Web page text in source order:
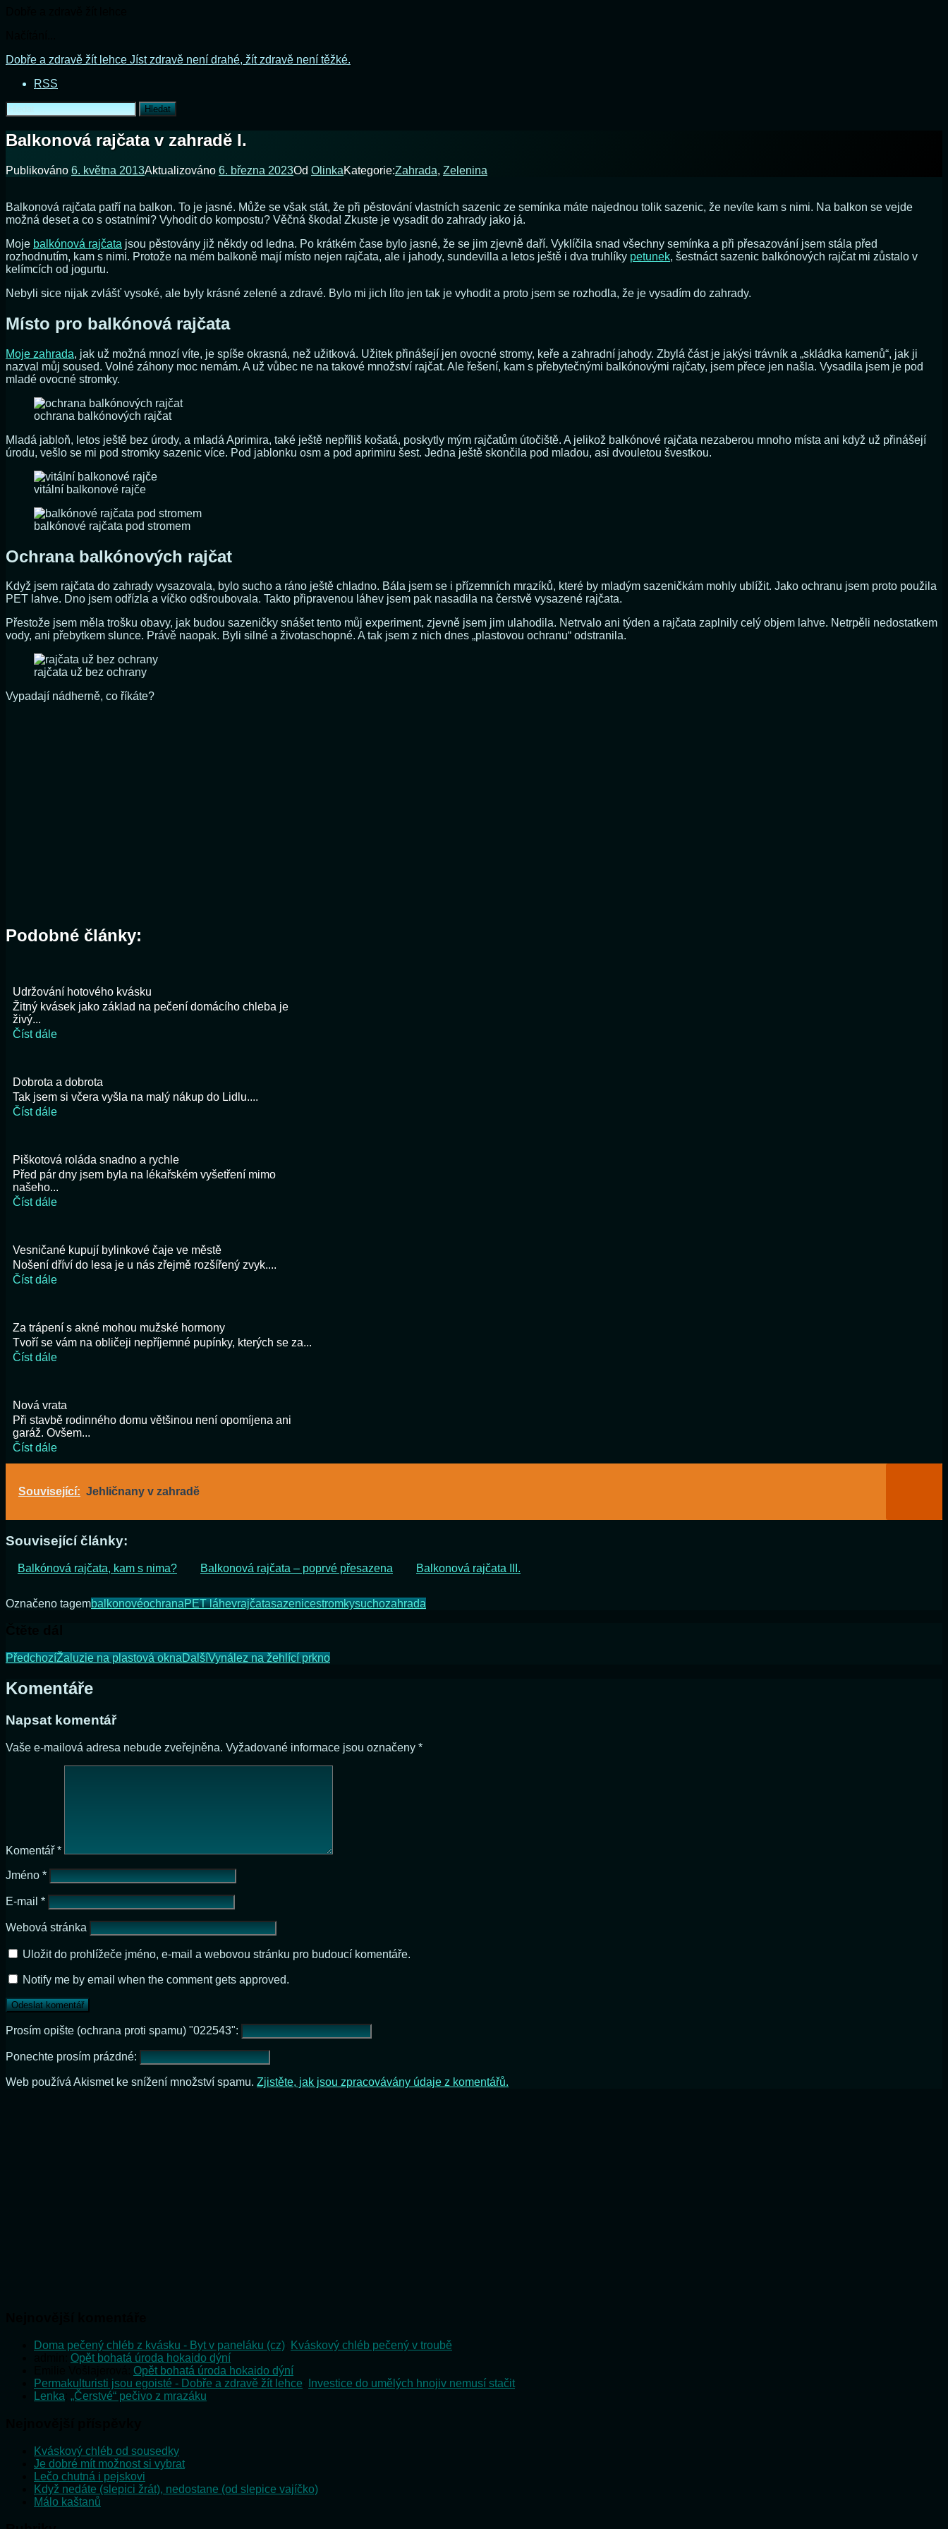
Přejít
obsahu
Dobře a zdravě žít lehce Jíst zdravě není drahé, žít zdravě není těžké.
RSS
Vyhledávání
Balkonová rajčata v zahradě I.
Publikováno 6. května 2013Aktualizováno 6. března 2023Od OlinkaKategorie:Zahrada, Zelenina
Balkonová rajčata patří na balkon. To je jasné. Může se však stát, že při pěstování vlastních sazenic ze semínka máte najednou tolik sazenic, že ​​nevíte kam s nimi. Na balkon se vejde
možná deset a co s ostatními? Vyhodit do kompostu? Věčná škoda! Zkuste je vysadit do zahrady jako já.
Moje balkónová rajčata jsou pěstovány již někdy od ledna. Po krátkém čase bylo jasné, že se jim zjevně daří. Vyklíčila snad všechny semínka a při přesazování jsem stála před
rozhodnutím, kam s nimi. Protože na mém balkoně mají místo nejen rajčata, ale i jahody, sundevilla a letos ještě i dva truhlíky petunek, šestnáct sazenic balkónových rajčat mi zůstalo v
kelímcích od jogurtu.
Nebyli sice nijak zvlášť vysoké, ale byly krásné zelené a zdravé. Bylo mi jich líto jen tak je vyhodit a proto jsem se rozhodla, že je vysadím do zahrady.
Místo pro balkónová rajčata
Moje zahrada, jak už možná mnozí víte, je spíše okrasná, než užitková. Užitek přinášejí jen ovocné stromy, keře a zahradní jahody. Zbylá část je jakýsi trávník a „skládka kamenů“, jak ji
nazval můj soused. Volné záhony moc nemám. A už vůbec ne na takové množství rajčat. Ale řešení, kam s přebytečnými balkónovými rajčaty, jsem přece jen našla. Vysadila jsem je pod
mladé ovocné stromky.
ochrana balkónových rajčat
Mladá jabloň, letos ještě bez úrody, a mladá Aprimira, také ještě nepříliš košatá, poskytly mým rajčatům útočiště. A jelikož balkónové rajčata nezaberou mnoho místa ani když už přinášejí
úrodu, vešlo se mi pod stromky sazenic více. Pod jablonku osm a pod aprimiru šest. Jedna ještě skončila pod mladou, asi dvouletou švestkou.
vitální balkonové rajče
balkónové rajčata pod stromem
Ochrana balkónových rajčat
Když jsem rajčata do zahrady vysazovala, bylo sucho a ráno ještě chladno. Bála jsem se i přízemních mrazíků, které by mladým sazeničkám mohly ublížit. Jako ochranu jsem proto použila
PET lahve. Dno jsem odřízla a víčko odšroubovala. Takto připravenou láhev jsem pak nasadila na čerstvě vysazené rajčata.
Přestože jsem měla trošku obavy, jak budou sazeničky snášet tento můj experiment, zjevně jsem jim ulahodila. Netrvalo ani týden a rajčata zaplnily celý objem lahve. Netrpěli nedostatkem
vody, ani přebytkem slunce. Právě naopak. Byli silné a životaschopné. A tak jsem z nich dnes „plastovou ochranu“ odstranila.
rajčata už bez ochrany
Vypadají nádherně, co říkáte?
Podobné články:
Udržování hotového kvásku
Žitný kvásek jako základ na pečení domácího chleba je
živý...
Číst dále
Dobrota a dobrota
Tak jsem si včera vyšla na malý nákup do Lidlu....
Číst dále
Piškotová roláda snadno a rychle
Před pár dny jsem byla na lékařském vyšetření mimo
našeho...
Číst dále
Vesničané kupují bylinkové čaje ve městě
Nošení dříví do lesa je u nás zřejmě rozšířený zvyk....
Číst dále
Za trápení s akné mohou mužské hormony
Tvoří se vám na obličeji nepříjemné pupínky, kterých se za...
Číst dále
Nová vrata
Při stavbě rodinného domu většinou není opomíjena ani
garáž. Ovšem...
Číst dále
Související: Jehličnany v zahradě
Související články:
Balkónová rajčata, kam s nima? Balkonová rajčata – poprvé přesazena Balkonová rajčata III.
Označeno tagembalkonovéochranaPET láhevrajčatasazenicestromkysuchozahrada
PředchozíŽaluzie na plastová oknaDalšíVynález na žehlící prkno
Komentáře
Napsat komentář
Vaše e-mailová adresa nebude zveřejněna. Vyžadované informace jsou označeny *
Komentář *
Jméno *
E-mail *
Webová stránka
Uložit do prohlížeče jméno, e-mail a webovou stránku pro budoucí komentáře.
Notify me by email when the comment gets approved.
Prosím opište (ochrana proti spamu) "022543":
Ponechte prosím prázdné:
Web používá Akismet ke snížení množství spamu. Zjistěte, jak jsou zpracovávány údaje z komentářů.
Doma pečený chléb z kvásku - Byt v paneláku (cz)
Kváskový chléb pečený v troubě
Opět bohatá úroda hokaido dýní
Opět bohatá úroda hokaido dýní
Permakulturisti jsou egoisté - Dobře a zdravě žít lehce
Investice do umělých hnojiv nemusí stačit
Lenka „Čerstvé“ pečivo z mrazáku
Kváskový chléb od sousedky
Je dobré mít možnost si vybrat
Lečo chutná i pejskovi
Když nedáte (slepici žrát), nedostane (od slepice vajíčko)
Málo kaštanů